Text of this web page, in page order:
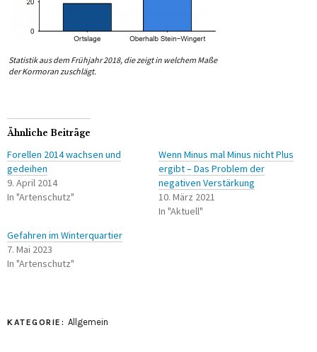
Statistik aus dem Frühjahr 2018, die zeigt in welchem Maße
der Kormoran zuschlägt.
Ähnliche Beiträge
Forellen 2014 wachsen und
gedeihen
9. April 2014
In "Artenschutz"
Wenn Minus mal Minus nicht Plus
ergibt – Das Problem der
negativen Verstärkung
10. März 2021
In "Aktuell"
Gefahren im Winterquartier
7. Mai 2023
In "Artenschutz"
KATEGORIE: Allgemein